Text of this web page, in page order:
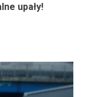
upały!